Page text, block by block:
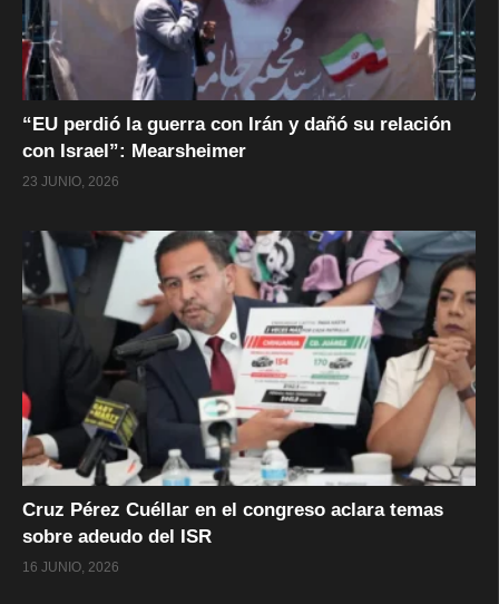
“EU perdió la guerra con Irán y dañó su relación
con Israel”: Mearsheimer
23 JUNIO, 2026
Cruz Pérez Cuéllar en el congreso aclara temas
sobre adeudo del ISR
16 JUNIO, 2026